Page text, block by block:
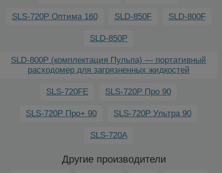
SLS-720P Оптима 160 SLD-850F SLD-800F
SLD-850P
SLD-800P (комплектация Пульпа) — портативный
расходомер для загрязненных жидкостей
SLS-720FE SLS-720P Про 90
SLS-720P Про+ 90 SLS-720P Ультра 90
SLS-720A
Другие производители